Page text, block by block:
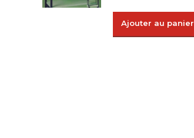
Ajouter au panier